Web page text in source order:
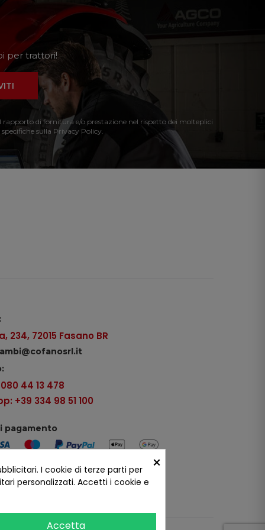
per trattori!
rapporto di fornitura e/o prestazione nel rispetto dei molteplici
sulla Privacy Policy.
234, 72015 Fasano BR
44 13 478
+39 334 98 51 100
pagamento
social ×
I cookie di terze parti per
personalizzati. Accetti i cookie e
Accetta